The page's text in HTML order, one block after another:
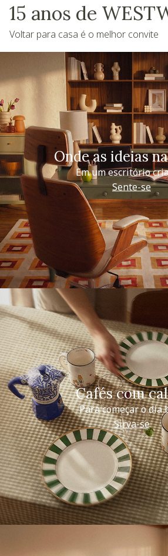
15 anos de
Voltar para casa é o melhor convite
Onde as ideias
Em um escritório
Sente-se
Cafés com
Para começar o dia
Sirva-se